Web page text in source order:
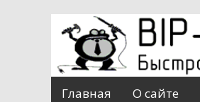
Главная О сайте